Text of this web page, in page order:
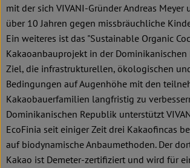
mit der sich VIVANI-Gründer Andreas Meyer
über 10 Jahren gegen missbräuchliche
Ein weiteres ist das "Sustainable Organic
Kakaoanbauprojekt in der
Ziel, die infrastrukturellen, ökologischen
Bedingungen auf Augenhöhe mit den
Kakaobauerfamilien langfristig zu
Dominikanischen Republik unterstützt
EcoFinia seit einiger Zeit drei Kakaofincas
auf biodynamische Anbaumethoden. Der
Kakao ist Demeter-zertifiziert und wird für